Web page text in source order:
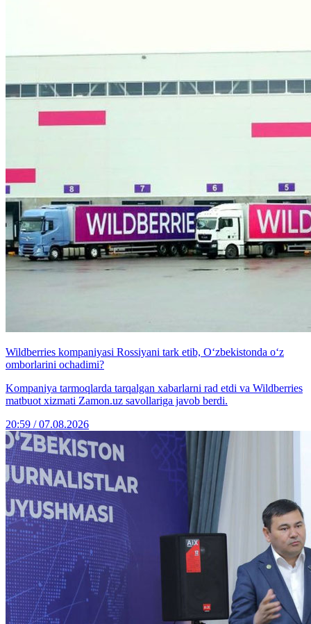
Wildberries kompaniyasi Rossiyani tark etib, O‘zbekistonda o‘z
omborlarini ochadimi?
Kompaniya tarmoqlarda tarqalgan xabarlarni rad etdi va Wildberries
matbuot xizmati Zamon.uz savollariga javob berdi.
20:59 / 07.08.2026